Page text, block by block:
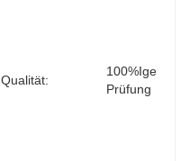
Qualität:
100%ige
Prüfung